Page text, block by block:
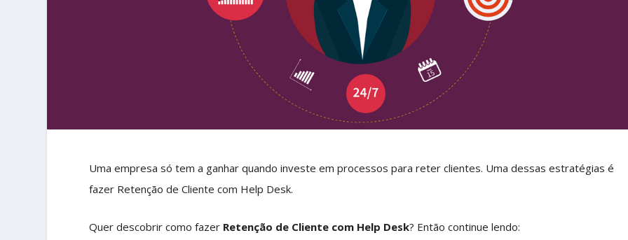
Uma empresa só tem a ganhar quando investe em processos para reter clientes. Uma dessas estratégias é
fazer Retenção de Cliente com Help Desk.
Quer descobrir como fazer Retenção de Cliente com Help Desk? Então continue lendo: